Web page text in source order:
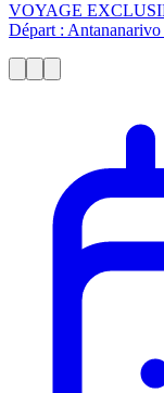
VOYAGE
Départ :